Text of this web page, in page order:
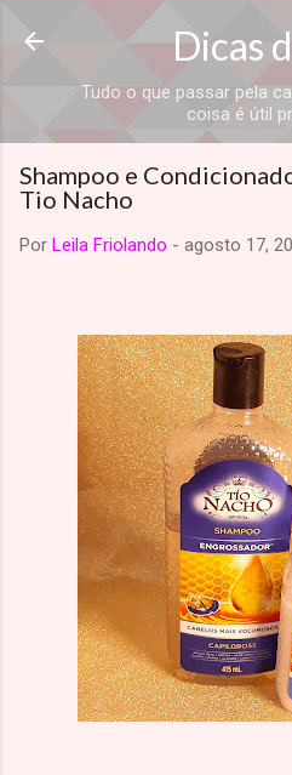
Dicas
Tudo o que passar pela
coisa é útil
Shampoo e
Tio Nacho
Por Leila Friolando - agosto 17,